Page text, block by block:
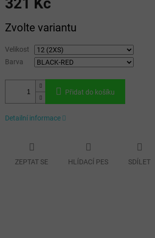
cena:
Zvolte variantu
Velikost
Barva
Přidat do košíku
Detailní informace
ZEPTAT SE HLÍDACÍ PES SDÍLET